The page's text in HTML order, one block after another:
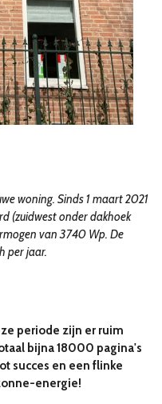
woning. Sinds 1 maart 2021
(zuidwest onder dakhoek
van 3740 Wp. De
per jaar.
periode zijn er ruim
bijna 18000 pagina's
succes en een flinke
energie!